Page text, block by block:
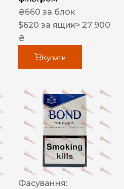
₴660 за блок
$620 за ящик≈ 27 900
₴
Купити
Фасування: